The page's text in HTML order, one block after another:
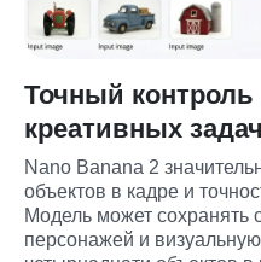
Точный
креативных задач
Nano Banana 2
объектов в кадре и
Модель может сохранять
персонажей и